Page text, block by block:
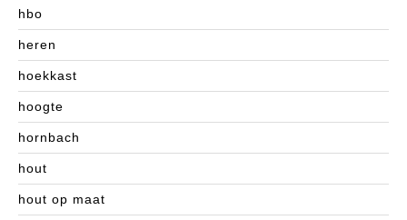
hbo
heren
hoekkast
hoogte
hornbach
hout
hout op maat